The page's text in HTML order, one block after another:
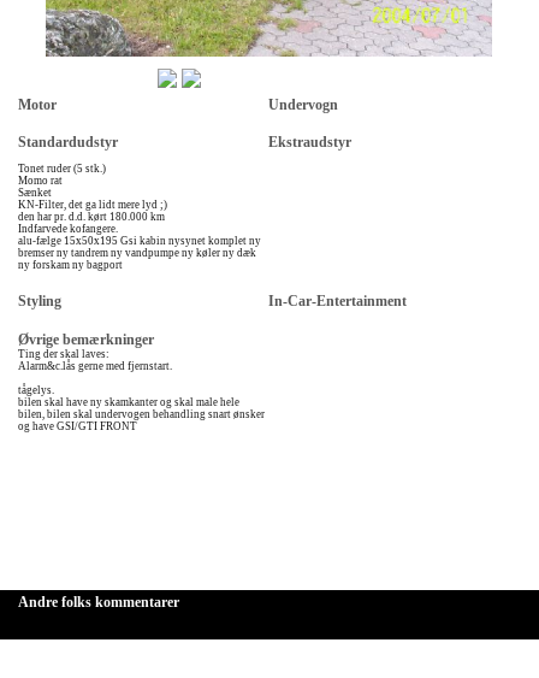
Motor Undervogn
Standardudstyr
Tonet ruder (5 stk.)
Momo rat
Sænket
KN-Filter, det ga lidt mere lyd ;)
den har pr. d.d. kørt 180.000 km
Indfarvede kofangere.
alu-fælge 15x50x195 Gsi kabin nysynet komplet ny
bremser ny tandrem ny vandpumpe ny køler ny dæk
ny forskam ny bagport
Ekstraudstyr
Styling In-Car-Entertainment
Øvrige bemærkninger
Ting der skal laves:
Alarm&c.lås gerne med fjernstart.
tågelys.
bilen skal have ny skamkanter og skal male hele
bilen, bilen skal undervogen behandling snart ønsker
og have GSI/GTI FRONT
Andre folks kommentarer